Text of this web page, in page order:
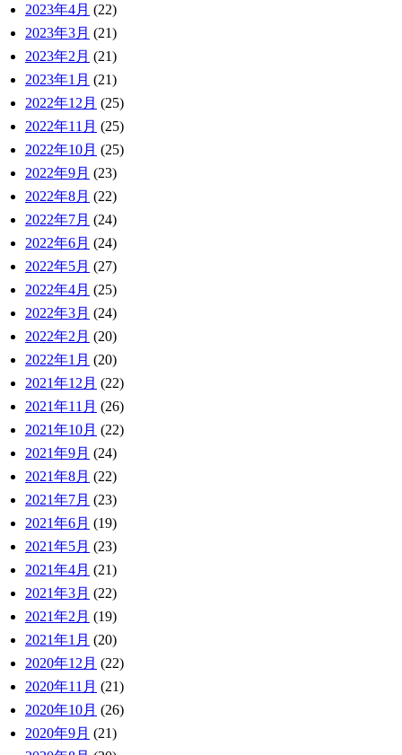
2023年4月 (22)
2023年3月 (21)
2023年2月 (21)
2023年1月 (21)
2022年12月 (25)
2022年11月 (25)
2022年10月 (25)
2022年9月 (23)
2022年8月 (22)
2022年7月 (24)
2022年6月 (24)
2022年5月 (27)
2022年4月 (25)
2022年3月 (24)
2022年2月 (20)
2022年1月 (20)
2021年12月 (22)
2021年11月 (26)
2021年10月 (22)
2021年9月 (24)
2021年8月 (22)
2021年7月 (23)
2021年6月 (19)
2021年5月 (23)
2021年4月 (21)
2021年3月 (22)
2021年2月 (19)
2021年1月 (20)
2020年12月 (22)
2020年11月 (21)
2020年10月 (26)
2020年9月 (21)